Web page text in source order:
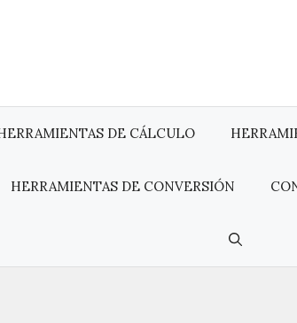
DE CÁLCULO
HERRAMIENTAS DE CONVERSIÓN